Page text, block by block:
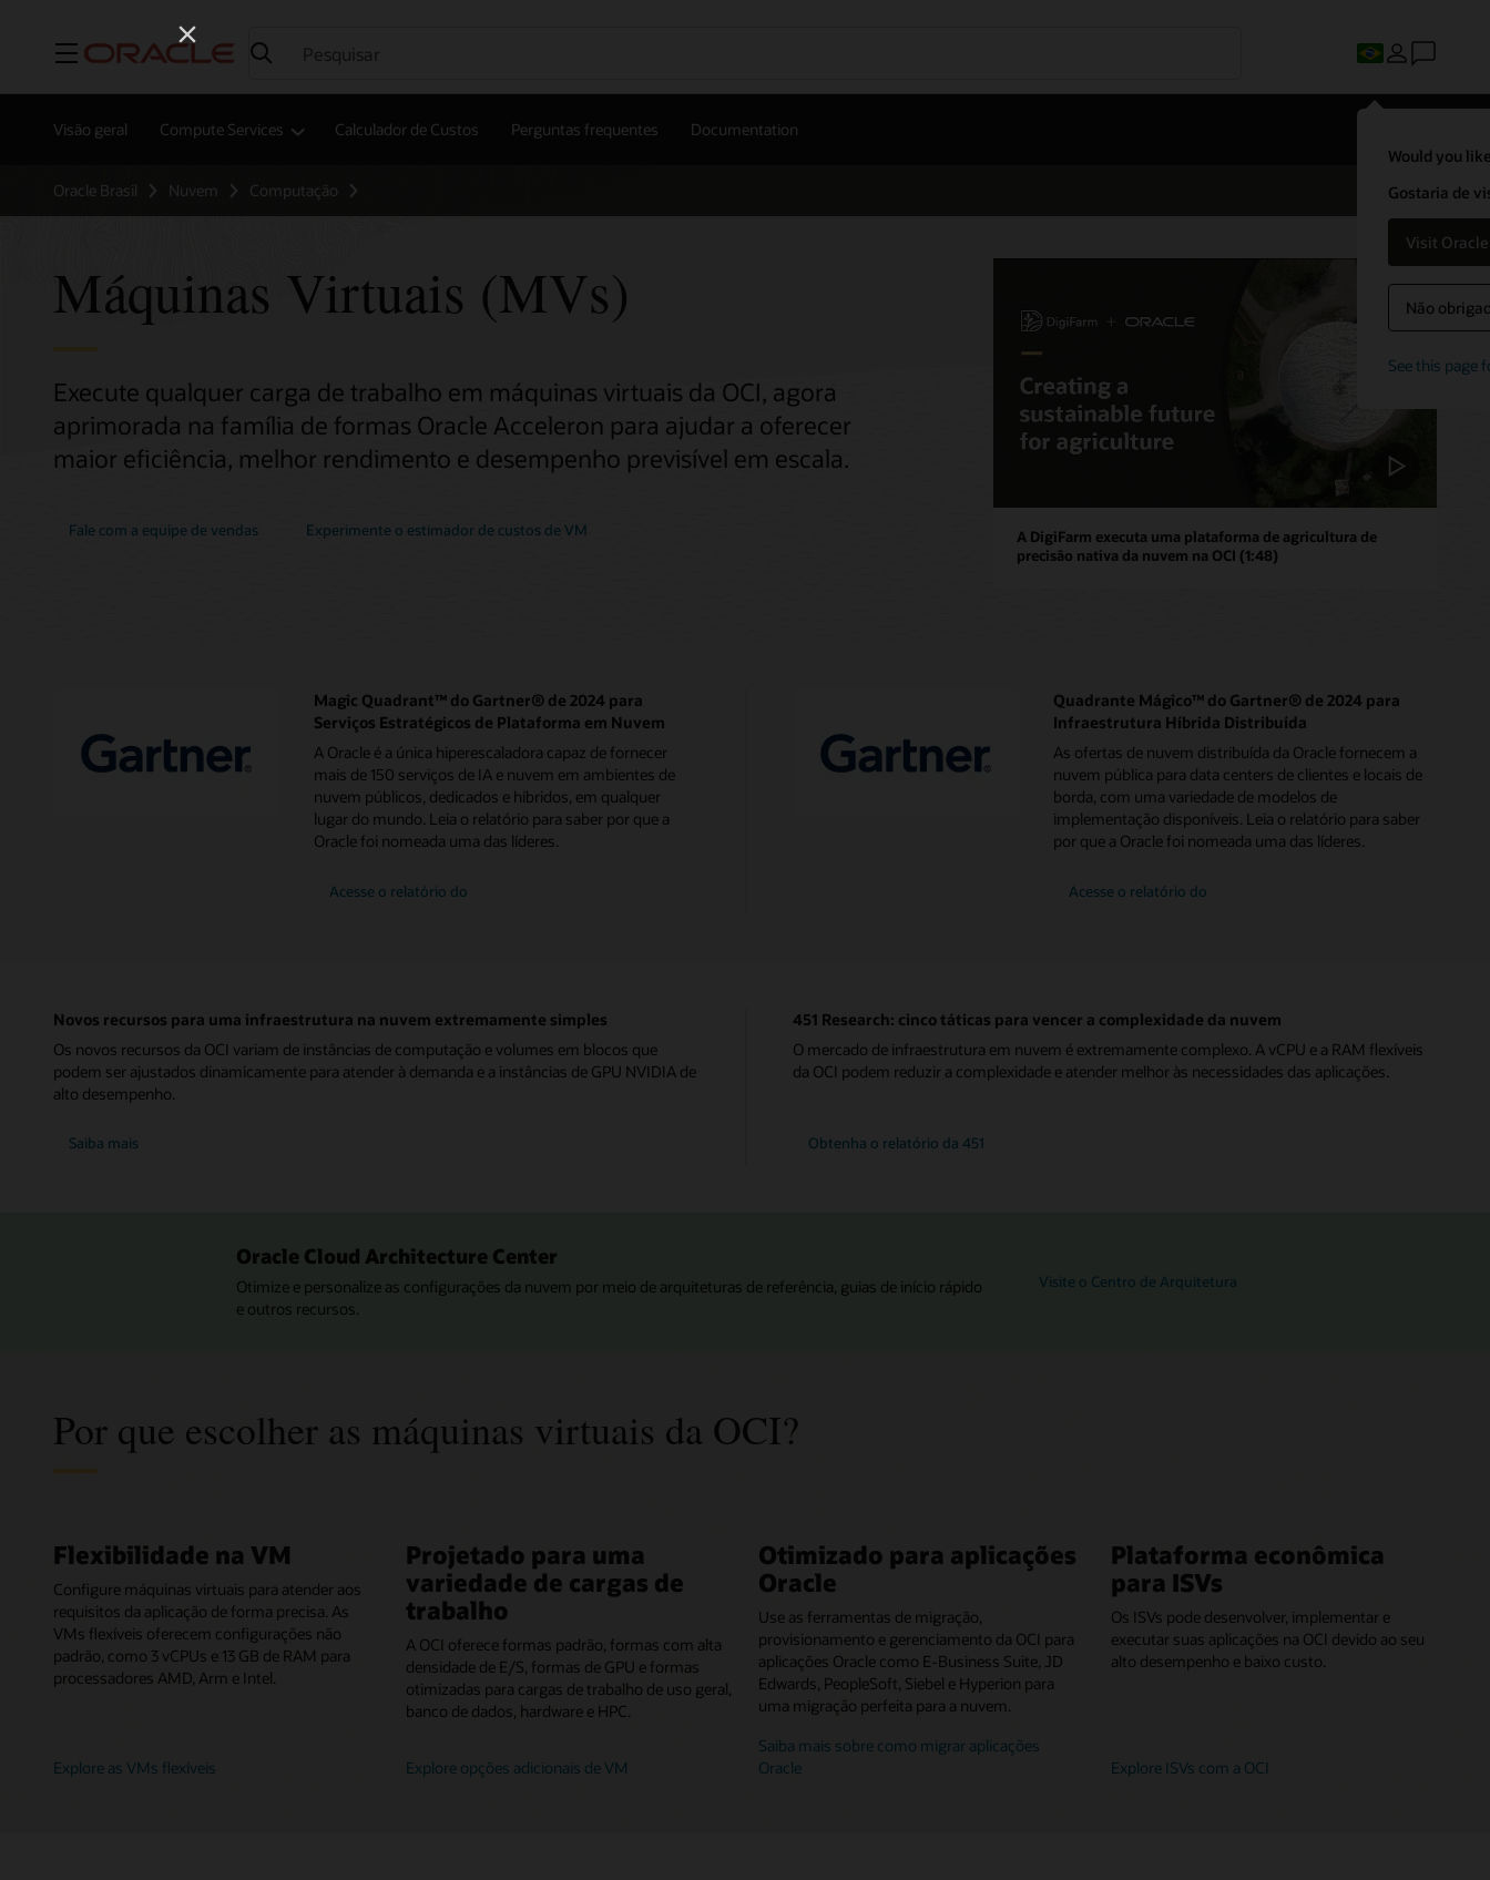
Menu
Would you
Gostaria de
Visit
Não
See this page
Visão geral Compute Services Calculador de Custos Perguntas frequentes Documentation
Oracle Brasil Nuvem Computação
Máquinas Virtuais (MVs)
Execute qualquer carga de trabalho em máquinas virtuais da OCI, agora
aprimorada na família de formas Oracle Acceleron para ajudar a oferecer
maior eficiência, melhor rendimento e desempenho previsível em escala.
Fale com a equipe de vendas Experimente o estimador de custos de VM
A DigiFarm executa uma plataforma de agricultura de
precisão nativa da nuvem na OCI (1:48)
Magic Quadrant™ do Gartner® de 2024 para
Serviços Estratégicos de Plataforma em Nuvem
A Oracle é a única hiperescaladora capaz de fornecer
mais de 150 serviços de IA e nuvem em ambientes de
nuvem públicos, dedicados e híbridos, em qualquer
lugar do mundo. Leia o relatório para saber por que a
Oracle foi nomeada uma das líderes.
Acesse o relatório do
Magic
Estratégicos
de
Plataforma
em
Quadrante Mágico™ do Gartner® de 2024 para
Infraestrutura Híbrida Distribuída
As ofertas de nuvem distribuída da Oracle fornecem a
nuvem pública para data centers de clientes e locais de
borda, com uma variedade de modelos de
implementação disponíveis. Leia o relatório para saber
por que a Oracle foi nomeada uma das líderes.
Acesse o relatório do
Quadrant
Distribuída
Novos recursos para uma infraestrutura na nuvem extremamente simples
Os novos recursos da OCI variam de instâncias de computação e volumes em blocos que
podem ser ajustados dinamicamente para atender à demanda e a instâncias de GPU NVIDIA de
alto desempenho.
Saiba mais
451 Research: cinco táticas para vencer a complexidade da nuvem
O mercado de infraestrutura em nuvem é extremamente complexo. A vCPU e a RAM flexíveis
da OCI podem reduzir a complexidade e atender melhor às necessidades das aplicações.
Obtenha o relatório da 451
Oracle Cloud Architecture Center
Otimize e personalize as configurações da nuvem por meio de arquiteturas de referência, guias de início rápido
e outros recursos.
Visite o Centro de Arquitetura
Por que escolher as máquinas virtuais da OCI?
Flexibilidade na VM
Configure máquinas virtuais para atender aos
requisitos da aplicação de forma precisa. As
VMs flexíveis oferecem configurações não
padrão, como 3 vCPUs e 13 GB de RAM para
processadores AMD, Arm e Intel.
Explore as VMs flexíveis
Projetado para uma
variedade de cargas de
trabalho
A OCI oferece formas padrão, formas com alta
densidade de E/S, formas de GPU e formas
otimizadas para cargas de trabalho de uso geral,
banco de dados, hardware e HPC.
Explore opções adicionais de VM
Otimizado para aplicações
Oracle
Use as ferramentas de migração,
provisionamento e gerenciamento da OCI para
aplicações Oracle como E-Business Suite, JD
Edwards, PeopleSoft, Siebel e Hyperion para
uma migração perfeita para a nuvem.
Saiba mais sobre como migrar aplicações
Oracle
Plataforma econômica
para ISVs
Os ISVs pode desenvolver, implementar e
executar suas aplicações na OCI devido ao seu
alto desempenho e baixo custo.
Explore ISVs com a OCI